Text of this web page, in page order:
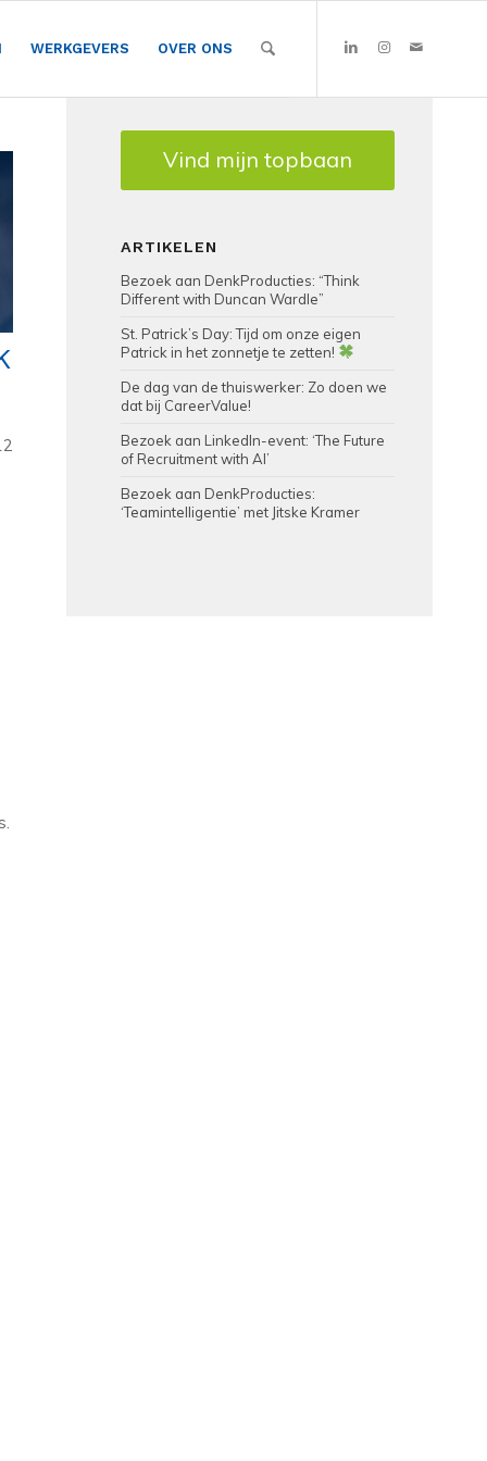
WERKGEVERS OVER ONS
Vind mijn topbaan
ARTIKELEN
Bezoek aan DenkProducties: “Think
Different with Duncan Wardle”
St. Patrick’s Day: Tijd om onze eigen
Patrick in het zonnetje te zetten!
De dag van de thuiswerker: Zo doen we
dat bij CareerValue!
Bezoek aan LinkedIn-event: ‘The Future
of Recruitment with AI’
Bezoek aan DenkProducties:
‘Teamintelligentie’ met Jitske Kramer